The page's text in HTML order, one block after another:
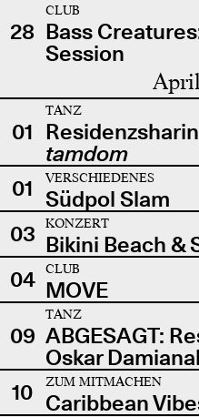
28
CLUB
Bass
Session
01
TANZ
tamdom
01
VERSCHIEDENES
Südpol Slam
03
KONZERT
Bikini Beach &
04
CLUB
MOVE
09
TANZ
ABGESAGT:
Oskar
10
ZUM MITMACHEN
Caribbean